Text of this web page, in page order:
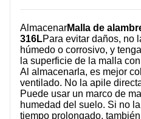
CASO
LA FÁBRICA
CONTÁCTENOS
SOBRE NOSOTROS
AlmacenarMalla de
316LPara evitar daños, no
húmedo o corrosivo, y
la superficie de la malla
Al almacenarla, es mejor
ventilado. No la apile
Puede usar un marco de
humedad del suelo. Si no
tiempo prolongado,